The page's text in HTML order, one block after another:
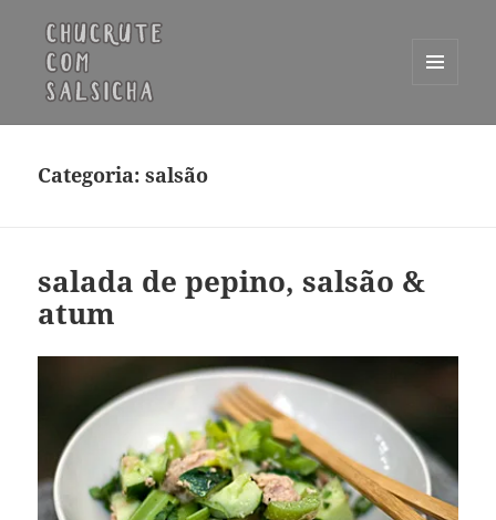
WIDGETS
Categoria:salsão
salada de pepino, salsão &
atum